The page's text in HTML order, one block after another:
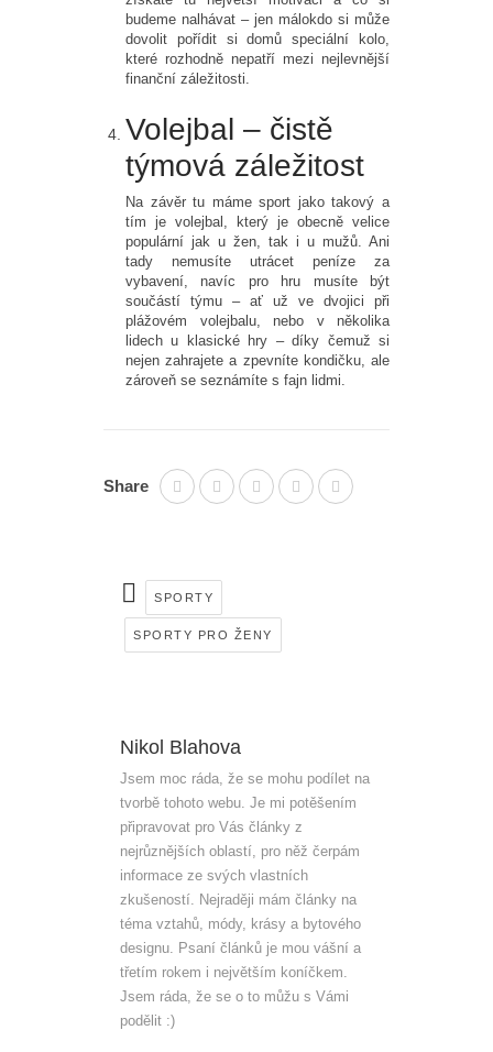
budeme nalhávat – jen málokdo si může
dovolit pořídit si domů speciální kolo,
které rozhodně nepatří mezi nejlevnější
finanční záležitosti.
Volejbal – čistě
týmová záležitost
Na závěr tu máme sport jako takový a
tím je volejbal, který je obecně velice
populární jak u žen, tak i u mužů. Ani
tady nemusíte utrácet peníze za
vybavení, navíc pro hru musíte být
součástí týmu – ať už ve dvojici při
plážovém volejbalu, nebo v několika
lidech u klasické hry – díky čemuž si
nejen zahrajete a zpevníte kondičku, ale
zároveň se seznámíte s fajn lidmi.
Share
SPORTY
SPORTY PRO ŽENY
Nikol Blahova
Jsem moc ráda, že se mohu podílet na
tvorbě tohoto webu. Je mi potěšením
připravovat pro Vás články z
nejrůznějších oblastí, pro něž čerpám
informace ze svých vlastních
zkušeností. Nejraději mám články na
téma vztahů, módy, krásy a bytového
designu. Psaní článků je mou vášní a
třetím rokem i největším koníčkem.
Jsem ráda, že se o to můžu s Vámi
podělit :)